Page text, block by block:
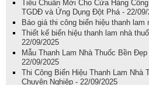
Tiêu Chuẩn Mới Cho Cửa Hàng
TGDĐ và Ứng Dụng Đột Phá - 22/09/
Báo giá thi công biển hiệu thanh lam
Thiết kế biển hiệu thanh lam nhà
22/09/2025
Mẫu Thanh Lam Nhà Thuốc Bền
22/09/2025
Thi Công Biển Hiệu Thanh Lam Nhà
Chuyên Nghiệp - 22/09/2025